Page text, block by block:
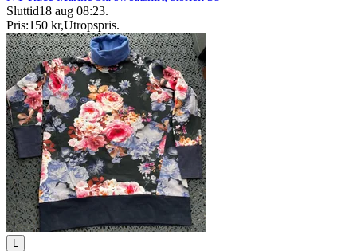
Sluttid18 aug 08:23.
Pris:150 kr,Utropspris.
L